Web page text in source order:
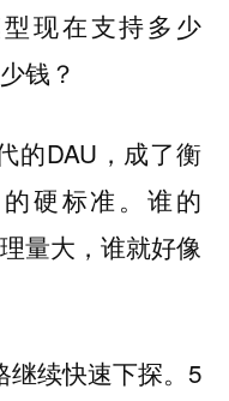
现在支持多少
钱？
的DAU，成了衡
硬标准。谁的
量大，谁就好像
继续快速下探。5